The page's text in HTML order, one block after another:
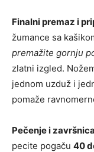
Finalni premaz i
žumance sa
premažite gornju
zlatni izgled.
jednom uzduž i
pomaže
Pečenje i
pecite pogaču 40